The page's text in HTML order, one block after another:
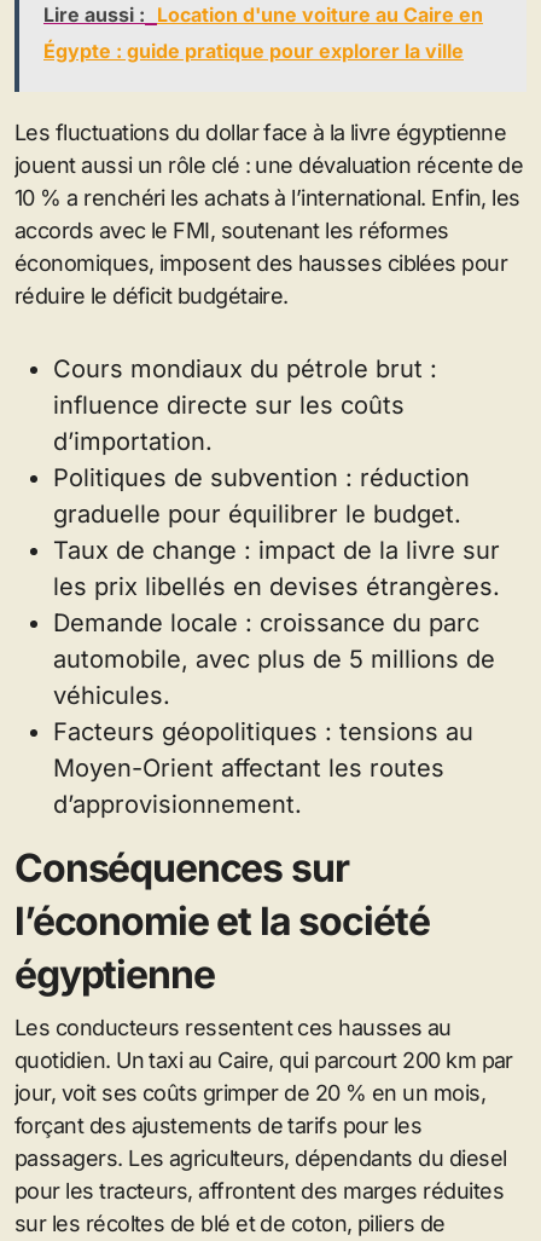
Lire aussi : Location d'une voiture au Caire en
Égypte : guide pratique pour explorer la ville
Les fluctuations du dollar face à la livre égyptienne
jouent aussi un rôle clé : une dévaluation récente de
10 % a renchéri les achats à l’international. Enfin, les
accords avec le FMI, soutenant les réformes
économiques, imposent des hausses ciblées pour
réduire le déficit budgétaire.
Cours mondiaux du pétrole brut :
influence directe sur les coûts
d’importation.
Politiques de subvention : réduction
graduelle pour équilibrer le budget.
Taux de change : impact de la livre sur
les prix libellés en devises étrangères.
Demande locale : croissance du parc
automobile, avec plus de 5 millions de
véhicules.
Facteurs géopolitiques : tensions au
Moyen-Orient affectant les routes
d’approvisionnement.
Conséquences sur
l’économie et la société
égyptienne
Les conducteurs ressentent ces hausses au
quotidien. Un taxi au Caire, qui parcourt 200 km par
jour, voit ses coûts grimper de 20 % en un mois,
forçant des ajustements de tarifs pour les
passagers. Les agriculteurs, dépendants du diesel
pour les tracteurs, affrontent des marges réduites
sur les récoltes de blé et de coton, piliers de